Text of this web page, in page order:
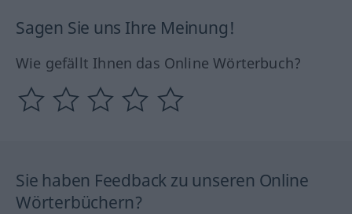
Sagen Sie uns Ihre Meinung!
Wie gefällt Ihnen das Online Wörterbuch?
Sie haben Feedback zu unseren Online
Wörterbüchern?